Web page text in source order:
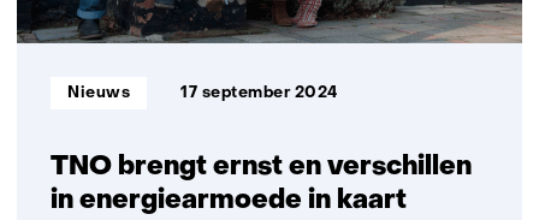
beleid
TNO brengt ernst en verschillen
in energiearmoede in kaart
Informatietype:
Nieuws 17 september 2024